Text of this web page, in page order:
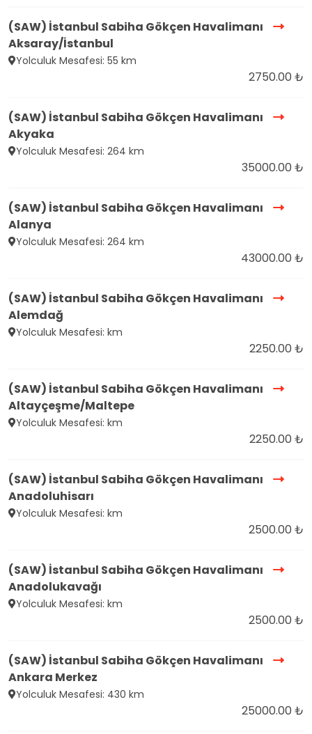
(SAW) İstanbul Sabiha Gökçen Havalimanı
Aksaray/İstanbul
Yolculuk Mesafesi: 55 km
2750.00 ₺
(SAW) İstanbul Sabiha Gökçen Havalimanı
Akyaka
Yolculuk Mesafesi: 264 km
35000.00 ₺
(SAW) İstanbul Sabiha Gökçen Havalimanı
Alanya
Yolculuk Mesafesi: 264 km
43000.00 ₺
(SAW) İstanbul Sabiha Gökçen Havalimanı
Alemdağ
Yolculuk Mesafesi: km
2250.00 ₺
(SAW) İstanbul Sabiha Gökçen Havalimanı
Altayçeşme/Maltepe
Yolculuk Mesafesi: km
2250.00 ₺
(SAW) İstanbul Sabiha Gökçen Havalimanı
Anadoluhisarı
Yolculuk Mesafesi: km
2500.00 ₺
(SAW) İstanbul Sabiha Gökçen Havalimanı
Anadolukavağı
Yolculuk Mesafesi: km
2500.00 ₺
(SAW) İstanbul Sabiha Gökçen Havalimanı
Ankara Merkez
Yolculuk Mesafesi: 430 km
25000.00 ₺